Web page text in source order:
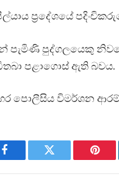
ප්‍රදේශයේ
පැමිණි පුද්ගලයෙකු
පළාගොස් ඇති බවය.
පොලීසිය විමර්ශන
Facebook Twitter